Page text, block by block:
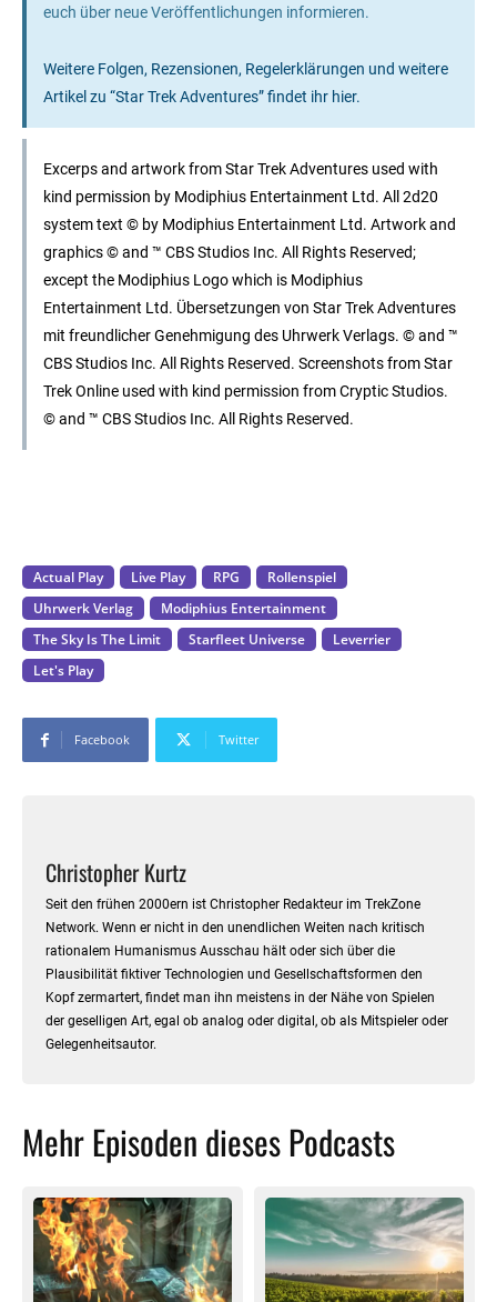
euch über neue Veröffentlichungen informieren.
Weitere Folgen, Rezensionen, Regelerklärungen und weitere
Artikel zu “Star Trek Adventures” findet ihr hier.
Excerps and artwork from Star Trek Adventures used with
kind permission by Modiphius Entertainment Ltd. All 2d20
system text © by Modiphius Entertainment Ltd. Artwork and
graphics © and ™ CBS Studios Inc. All Rights Reserved;
except the Modiphius Logo which is Modiphius
Entertainment Ltd. Übersetzungen von Star Trek Adventures
mit freundlicher Genehmigung des Uhrwerk Verlags. © and ™
CBS Studios Inc. All Rights Reserved. Screenshots from Star
Trek Online used with kind permission from Cryptic Studios.
© and ™ CBS Studios Inc. All Rights Reserved.
Actual Play Live Play RPG
Rollenspiel
Uhrwerk Verlag
Modiphius Entertainment
The Sky Is The Limit
Starfleet Universe
Leverrier
Let's Play
Facebook Twitter
Christopher Kurtz
Seit den frühen 2000ern ist Christopher Redakteur im TrekZone
Network. Wenn er nicht in den unendlichen Weiten nach kritisch
rationalem Humanismus Ausschau hält oder sich über die
Plausibilität fiktiver Technologien und Gesellschaftsformen den
Kopf zermartert, findet man ihn meistens in der Nähe von Spielen
der geselligen Art, egal ob analog oder digital, ob als Mitspieler oder
Gelegenheitsautor.
Mehr Episoden dieses Podcasts